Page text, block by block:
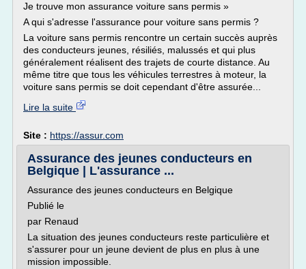
Je trouve mon assurance voiture sans permis »
A qui s'adresse l'assurance pour voiture sans permis ?
La voiture sans permis rencontre un certain succès auprès
des conducteurs jeunes, résiliés, malussés et qui plus
généralement réalisent des trajets de courte distance. Au
même titre que tous les véhicules terrestres à moteur, la
voiture sans permis se doit cependant d'être assurée...
Lire la suite
Site : https://assur.com
Assurance des jeunes conducteurs en
Belgique | L'assurance ...
Assurance des jeunes conducteurs en Belgique
Publié le
par Renaud
La situation des jeunes conducteurs reste particulière et
s'assurer pour un jeune devient de plus en plus à une
mission impossible.